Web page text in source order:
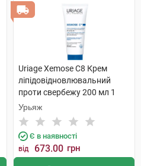
Uriage Xemose C8 Крем
ліпідовідновлювальний
проти свербежу 200 мл 1
туба
Урьяж
Є в наявності
від 673.00 грн